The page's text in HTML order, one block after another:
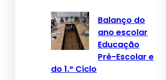
Balanço do
ano escolar
Educação
Pré-Escolar e
do 1.° Ciclo